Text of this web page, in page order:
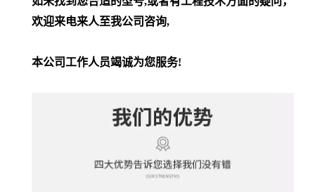
欢迎来电来人至我公司咨询,
本公司工作人员竭诚为您服务!